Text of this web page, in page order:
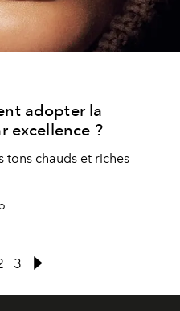
adopter la
excellence ?
tons chauds et riches
3